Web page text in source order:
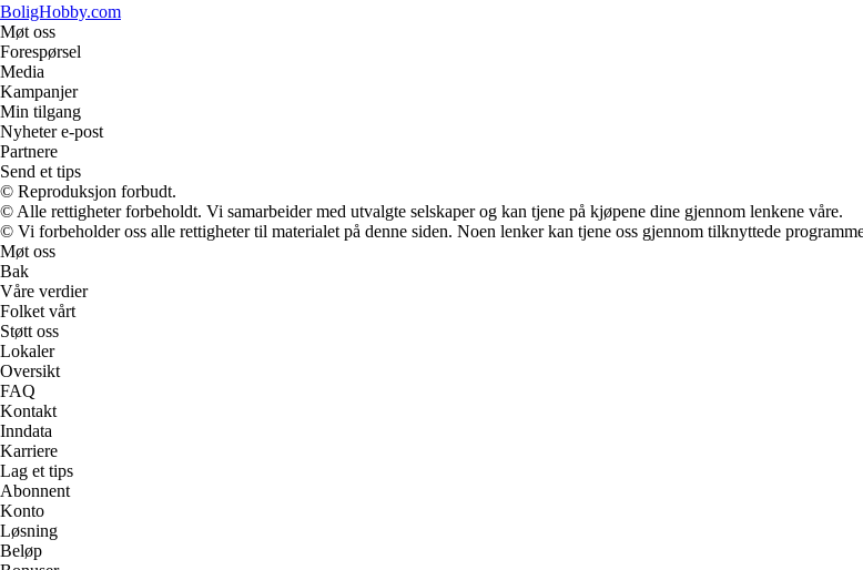
BoligHobby.com
Møt oss
Forespørsel
Media
Kampanjer
Min tilgang
Nyheter e-post
Partnere
Send et tips
© Reproduksjon forbudt.
© Alle rettigheter forbeholdt. Vi samarbeider med utvalgte selskaper og kan tjene på kjøpene dine gjennom lenkene våre.
© Vi forbeholder oss alle rettigheter til materialet på denne siden. Noen lenker kan tjene oss gjennom tilknyttede
Møt oss
Bak
Våre verdier
Folket vårt
Støtt oss
Lokaler
Oversikt
FAQ
Kontakt
Inndata
Karriere
Lag et tips
Abonnent
Konto
Løsning
Beløp